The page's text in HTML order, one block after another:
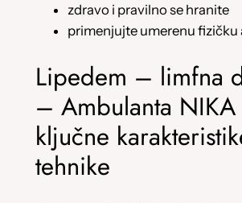
zdravo i pravilno se hranite
primenjujte umerenu
Lipedem – limfna
– Ambulanta
ključne
tehnike